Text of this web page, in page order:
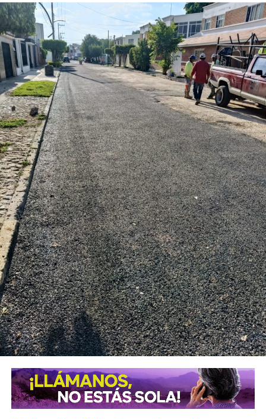
materializarse en un espacio del Sistema Municipal para
el Desarrollo Integral de la Familia (DIF) destinado al
bienestar de las familias.
“Esta lavandería representa un apoyo real para la economía
de las familias, porque les permitirá ahorrar tiempo y
dinero; en Soledad seguimos gestionando y trabajando de
la mano con el Gobierno del Estado para que los
programas sociales lleguen primero a quienes más lo
necesitan”, expresó el edil soledense.
El programa estatal contempla brindar de manera gratuita
el servicio de lavado de ropa con equipo especializado e
insumos incluidos, lo que beneficiará principalmente a
madres y padres de familia, personas adultas mayores y
sectores vulnerables, fortaleciendo la cercanía del
gobierno con la ciudadanía y ampliando los servicios
comunitarios en favor del bienestar social.